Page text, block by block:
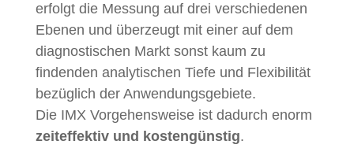
erfolgt die Messung auf drei verschiedenen
Ebenen und überzeugt mit einer auf dem
diagnostischen Markt sonst kaum zu
findenden analytischen Tiefe und Flexibilität
bezüglich der Anwendungsgebiete.
Die IMX Vorgehensweise ist dadurch enorm
zeiteffektiv und kostengünstig.